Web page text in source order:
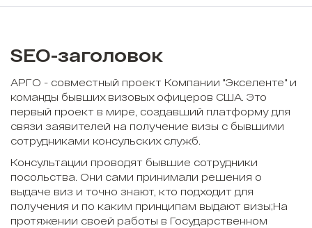
SEO-заголовок
АРГО - совместный проект Компании "Экселенте" и
команды бывших визовых офицеров США. Это
первый проект в мире, создавший платформу для
связи заявителей на получение визы с бывшими
сотрудниками консульских служб.
Консультации проводят бывшие сотрудники
посольства. Они сами принимали решения о
выдаче виз и точно знают, кто подходит для
получения и по каким принципам выдают визы;На
протяжении своей работы в Государственном